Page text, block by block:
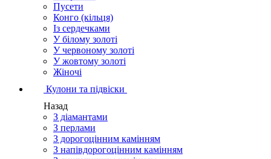
Пусети
Конго (кільця)
Із сердечками
У білому золоті
У червоному золоті
У жовтому золоті
Жіночі
Кулони та підвіски
Назад
З діамантами
З перлами
З дорогоцінним камінням
З напівдорогоцінним камінням